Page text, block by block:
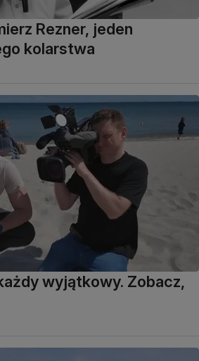
Rezner, jeden
kolarstwa
wyjątkowy. Zobacz,